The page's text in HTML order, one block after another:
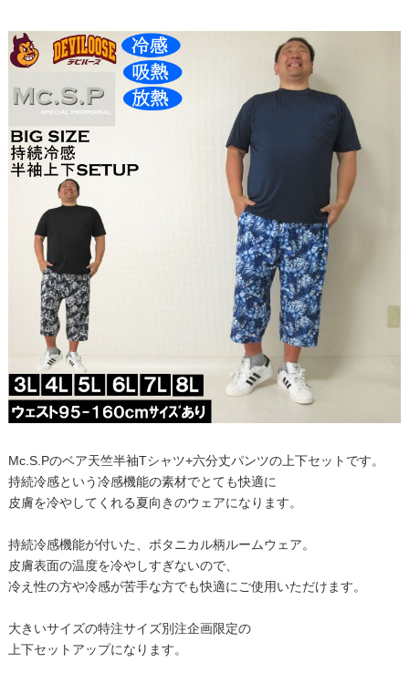
Mc.S.Pのベア天竺半袖Tシャツ+六分丈パンツの上下セットです。
持続冷感という冷感機能の素材でとても快適に
皮膚を冷やしてくれる夏向きのウェアになります。
持続冷感機能が付いた、ボタニカル柄ルームウェア。
皮膚表面の温度を冷やしすぎないので、
冷え性の方や冷感が苦手な方でも快適にご使用いただけます。
大きいサイズの特注サイズ別注企画限定の
上下セットアップになります。